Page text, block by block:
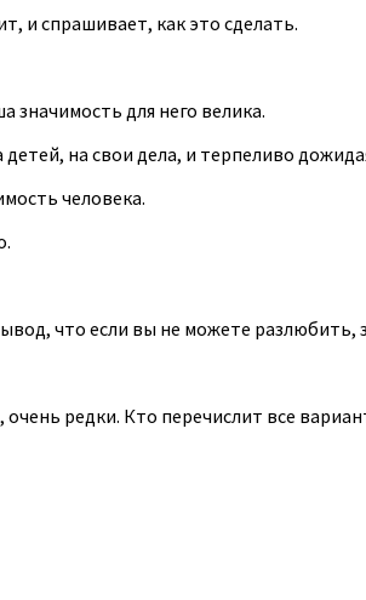
и спрашивает, как это сделать.
значимость для него велика.
на свои дела, и терпеливо
человека.
что если вы не можете разлюбить,
редки. Кто перечислит все